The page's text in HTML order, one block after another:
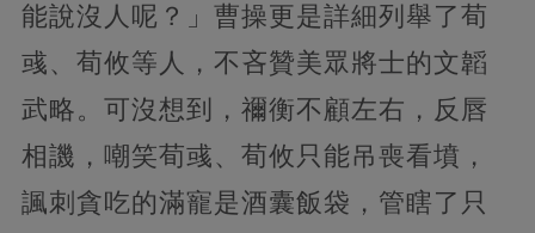
能說沒人呢？」曹操更是詳細列舉了荀
彧、荀攸等人，不吝贊美眾將士的文韜
武略。可沒想到，禰衡不顧左右，反唇
相譏，嘲笑荀彧、荀攸只能吊喪看墳，
諷刺貪吃的滿寵是酒囊飯袋，管瞎了只